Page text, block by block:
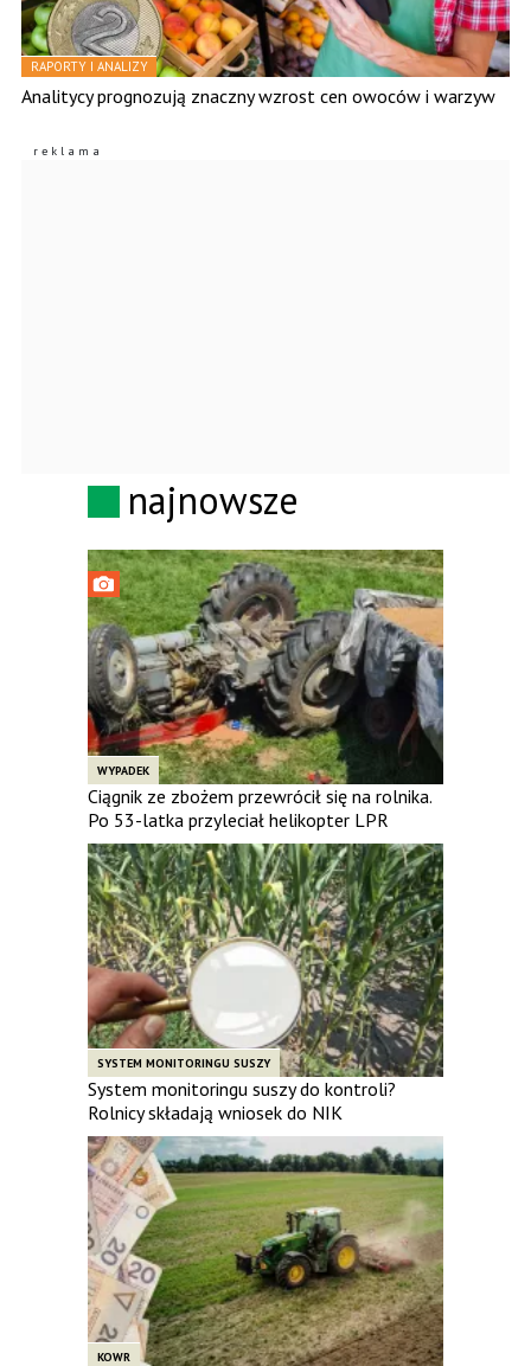
RAPORTY I ANALIZY
Analitycy prognozują znaczny wzrost cen owoców i warzyw
najnowsze
WYPADEK
Ciągnik ze zbożem przewrócił się na rolnika.
Po 53-latka przyleciał helikopter LPR
SYSTEM MONITORINGU SUSZY
System monitoringu suszy do kontroli?
Rolnicy składają wniosek do NIK
KOWR